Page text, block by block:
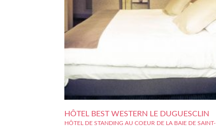
HÔTEL BEST WESTERN LE DUGUESCLIN
HÔTEL DE STANDING AU COEUR DE LA BAIE DE SAINT-